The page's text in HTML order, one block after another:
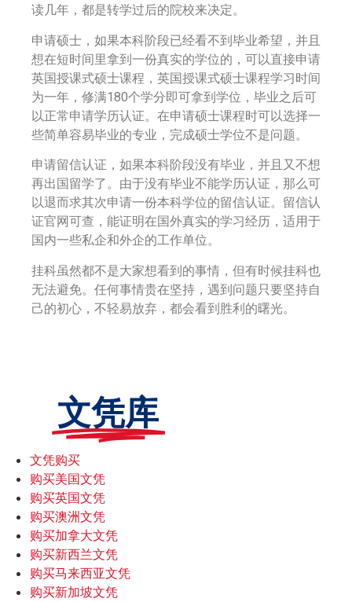
读几年，都是转学过后的院校来决定。
申请硕士，如果本科阶段已经看不到毕业希望，并且
想在短时间里拿到一份真实的学位的，可以直接申请
英国授课式硕士课程，英国授课式硕士课程学习时间
为一年，修满180个学分即可拿到学位，毕业之后可
以正常申请学历认证。在申请硕士课程时可以选择一
些简单容易毕业的专业，完成硕士学位不是问题。
申请留信认证，如果本科阶段没有毕业，并且又不想
再出国留学了。由于没有毕业不能学历认证，那么可
以退而求其次申请一份本科学位的留信认证。留信认
证官网可查，能证明在国外真实的学习经历，适用于
国内一些私企和外企的工作单位。
挂科虽然都不是大家想看到的事情，但有时候挂科也
无法避免。任何事情贵在坚持，遇到问题只要坚持自
己的初心，不轻易放弃，都会看到胜利的曙光。
文凭库
文凭购买
购买美国文凭
购买英国文凭
购买澳洲文凭
购买加拿大文凭
购买新西兰文凭
购买马来西亚文凭
购买新加坡文凭